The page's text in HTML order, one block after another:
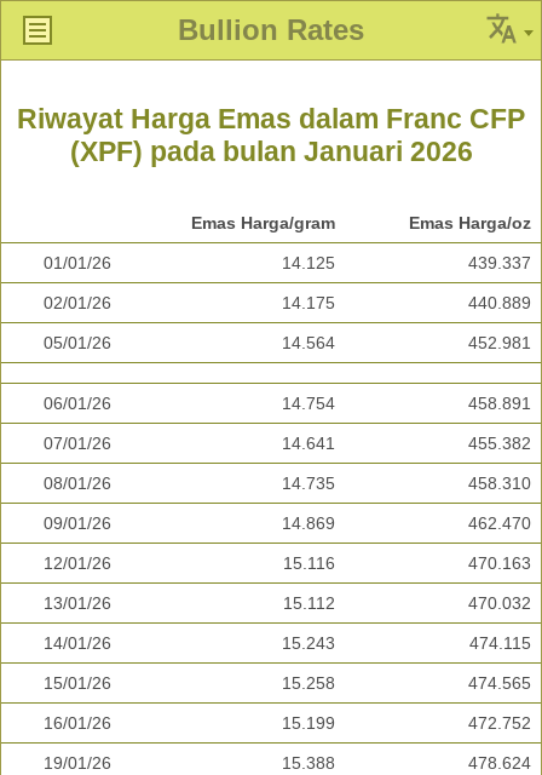
Bullion Rates
Riwayat Harga Emas dalam Franc CFP
(XPF) pada bulan Januari 2026
Emas Harga/gram Emas Harga/oz
01/01/26 14.125 439.337
02/01/26 14.175 440.889
05/01/26 14.564 452.981
06/01/26 14.754 458.891
07/01/26 14.641 455.382
08/01/26 14.735 458.310
09/01/26 14.869 462.470
12/01/26 15.116 470.163
13/01/26 15.112 470.032
14/01/26 15.243 474.115
15/01/26 15.258 474.565
16/01/26 15.199 472.752
19/01/26 15.388 478.624